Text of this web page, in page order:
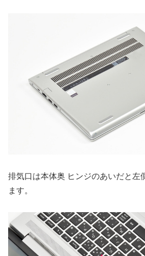
排気口は本体奥 ヒンジのあいだと左
ます。